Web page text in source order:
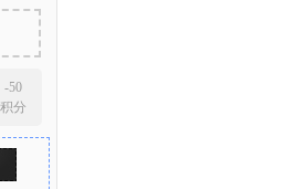
-50
积分